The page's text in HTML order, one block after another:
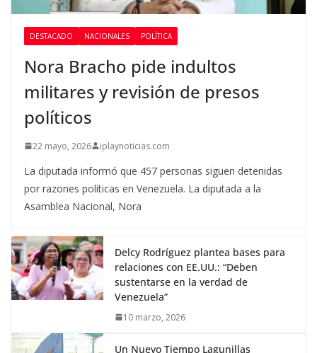
DESTACADO NACIONALES POLÍTICA
Nora Bracho pide indultos
militares y revisión de presos
políticos
22 mayo, 2026 iplaynoticias.com
La diputada informó que 457 personas siguen detenidas
por razones políticas en Venezuela. La diputada a la
Asamblea Nacional, Nora
Delcy Rodríguez plantea bases para
relaciones con EE.UU.: “Deben
sustentarse en la verdad de
Venezuela”
10 marzo, 2026
Un Nuevo Tiempo Lagunillas